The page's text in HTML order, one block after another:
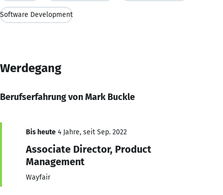
Software Development
Werdegang
Berufserfahrung von Mark Buckle
Bis heute 4 Jahre, seit Sep. 2022
Associate Director, Product
Management
Wayfair